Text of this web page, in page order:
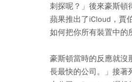
刺探呢？ 」後來豪斯
蘋果推出了iCloud，賈
如何把你所有裝置中的
豪斯頓當時的反應就沒
長最快的公司。
」接